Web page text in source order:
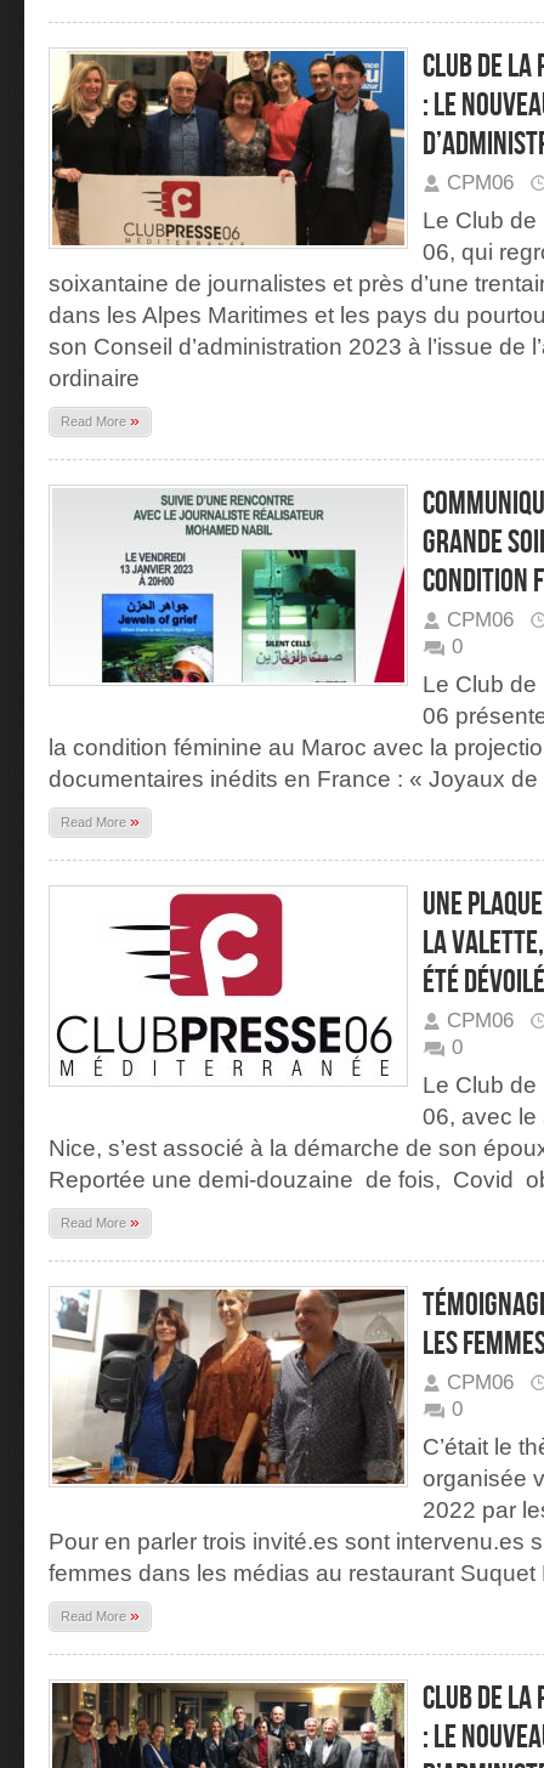
Club de la
: le
CPM06
Le Club de
06, qui
soixantaine de journalistes et près d’une
dans les Alpes Maritimes et les pays du
son Conseil d’administration 2023 à l’issue de
ordinaire
Read More »
Grande
condition
CPM06
0
Le Club de
06
la condition féminine au Maroc avec la
documentaires inédits en France : « Joyaux de
Read More »
Une
la Valette,
été
CPM06
0
Le Club de
06, avec le
Nice, s’est associé à la démarche de son
Reportée une demi-douzaine de fois, Covid
Read More »
les
CPM06
0
C’était le
organisée
2022 par
Pour en parler trois invité.es sont intervenu.es
femmes dans les médias au restaurant Suquet
Read More »
Club de la
: le